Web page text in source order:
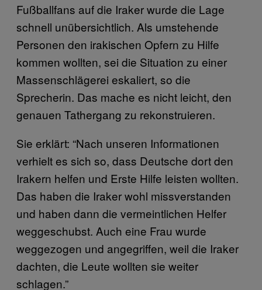
Fußballfans auf die Iraker wurde die Lage
schnell unübersichtlich. Als umstehende
Personen den irakischen Opfern zu Hilfe
kommen wollten, sei die Situation zu einer
Massenschlägerei eskaliert, so die
Sprecherin. Das mache es nicht leicht, den
genauen Tathergang zu rekonstruieren.
Sie erklärt: “Nach unseren Informationen
verhielt es sich so, dass Deutsche dort den
Irakern helfen und Erste Hilfe leisten wollten.
Das haben die Iraker wohl missverstanden
und haben dann die vermeintlichen Helfer
weggeschubst. Auch eine Frau wurde
weggezogen und angegriffen, weil die Iraker
dachten, die Leute wollten sie weiter
schlagen.”